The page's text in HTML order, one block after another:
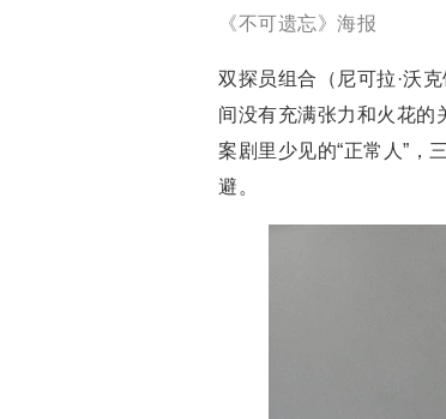
《不可遗忘》海报
双探员组合（尼可拉·沃
间没有充满张力和火花的
案剧里少见的“正常人”，
避。